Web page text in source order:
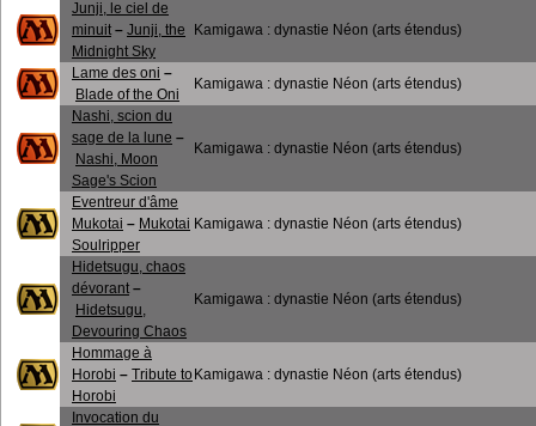
Junji, le ciel de
minuit – Junji, the
Midnight Sky
Kamigawa : dynastie Néon (arts étendus)
Lame des oni –
Blade of the Oni
Kamigawa : dynastie Néon (arts étendus)
Nashi, scion du
sage de la lune –
Nashi, Moon
Sage's Scion
Kamigawa : dynastie Néon (arts étendus)
Eventreur d'âme
Mukotai – Mukotai
Soulripper
Kamigawa : dynastie Néon (arts étendus)
Hidetsugu, chaos
dévorant –
Hidetsugu,
Devouring Chaos
Kamigawa : dynastie Néon (arts étendus)
Hommage à
Horobi – Tribute to
Horobi
Kamigawa : dynastie Néon (arts étendus)
Invocation du